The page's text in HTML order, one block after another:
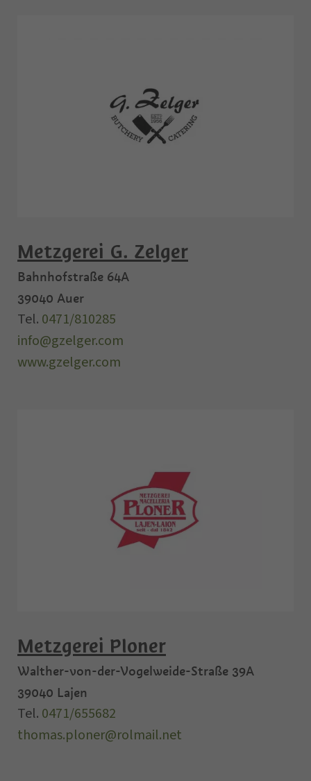
Metzgerei G. Zelger
Bahnhofstraße 64A
39040 Auer
Tel. 0471/810285
info@gzelger.com
www.gzelger.com
Metzgerei Ploner
Walther-von-der-Vogelweide-Straße 39A
39040 Lajen
Tel. 0471/655682
thomas.ploner@rolmail.net